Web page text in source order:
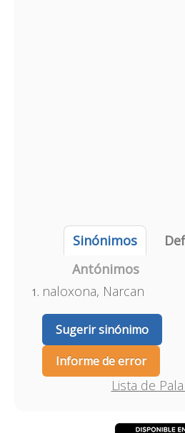
Sinónimos
Antónimos
naloxona, Narcan
Sugerir sinónimo
Informe de error
Lista de